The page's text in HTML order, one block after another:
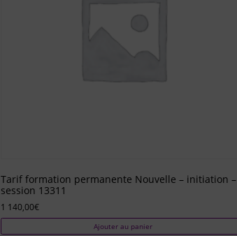
Tarif formation permanente Nouvelle – initiation –
session 13311
1 140,00€
Ajouter au panier